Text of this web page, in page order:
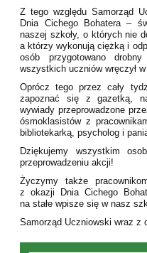
Z tego względu Samorząd
Dnia Cichego Bohatera –
naszej szkoły, o których nie
a którzy wykonują ciężką i
osób przygotowano
wszystkich uczniów wręczył
Oprócz tego przez cały
zapoznać się z gazetką,
wywiady przeprowadzone
ósmoklasistów z
bibliotekarką, psycholog i
Dziękujemy wszystkim
przeprowadzeniu akcji!
Życzymy także
z okazji Dnia Cichego
na stałe wpisze się w nasz
Samorząd Uczniowski wraz z